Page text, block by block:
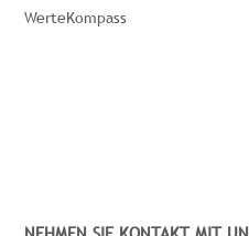
WerteKompass